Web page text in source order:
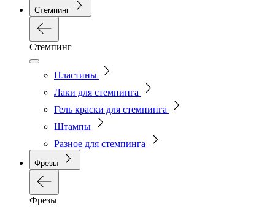
Стемпинг
Стемпинг
Пластины
Лаки для стемпинга
Гель краски для стемпинга
Штампы
Разное для стемпинга
Фрезы
Фрезы